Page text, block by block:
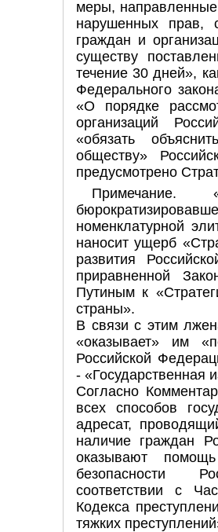
меры,
нарушенных прав,
граждан и
существу
течение 30 дней»,
Федерального
«О порядке
организаций
«обязать
обществу»
предусмотрено
Примечание.
номенклатурной
наносит ущерб
развития
приравненной
Путиным к
страны».
В связи с этим
«оказывает» им
Российской
- «Государственная
Согласно
всех способов
адресат,
наличие граждан
оказывают
безопасности
соответствии с
Кодекса
тяжких